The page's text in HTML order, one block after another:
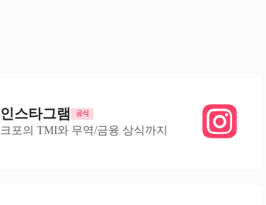
인스타그램
크포의 TMI와 무역/금융 상식까지